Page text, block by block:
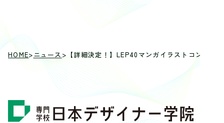
HOME>ニュース > 【詳細決定！】LEP40マンガイラストコンテス